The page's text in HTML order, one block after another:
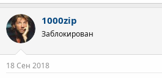
1000zip
Заблокирован
18 Сен 2018